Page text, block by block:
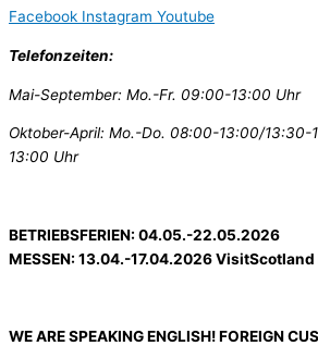
Facebook Instagram Youtube
Telefonzeiten:
Mai-September: Mo.-Fr. 09:00-13:00 Uhr
Oktober-April: Mo.-Do. 08:00-13:00/13:30-
13:00 Uhr
BETRIEBSFERIEN: 04.05.-22.05.2026
MESSEN: 13.04.-17.04.2026
WE ARE SPEAKING ENGLISH! FOREIGN